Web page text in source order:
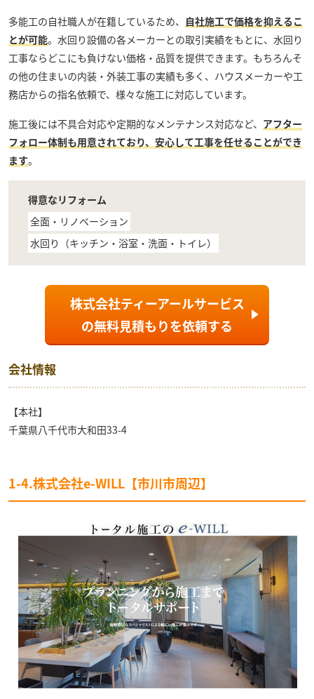
多能工の自社職人が在籍しているため、 自社施工で価格を抑えるこ
とが可能。水回り設備の各メーカーとの取引実績をもとに、水回り
工事ならどこにも負けない価格・品質を提供できます。もちろんそ
の他の住まいの内装・外装工事の実績も多く、ハウスメーカーや工
務店からの指名依頼で、様々な施工に対応しています。
施工後には不具合対応や定期的なメンテナンス対応など、 アフター
フォロー体制も用意されており、安心して工事を任せることができ
ます。
得意なリフォーム
全面・リノベーション
水回り（キッチン・浴室・洗面・トイレ）
株式会社ティーアールサービス
の無料見積もりを依頼する
会社情報
【本社】
千葉県八千代市大和田33-4
1-4.株式会社e-WILL【市川市周辺】